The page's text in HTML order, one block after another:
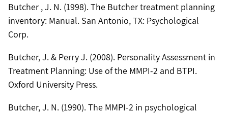
Butcher , J. N. (1998). The Butcher treatment planning
inventory: Manual. San Antonio, TX: Psychological
Corp.
Butcher, J. & Perry J. (2008). Personality Assessment in
Treatment Planning: Use of the MMPI-2 and BTPI.
Oxford University Press.
Butcher, J. N. (1990). The MMPI-2 in psychological